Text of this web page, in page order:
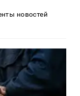
новостей